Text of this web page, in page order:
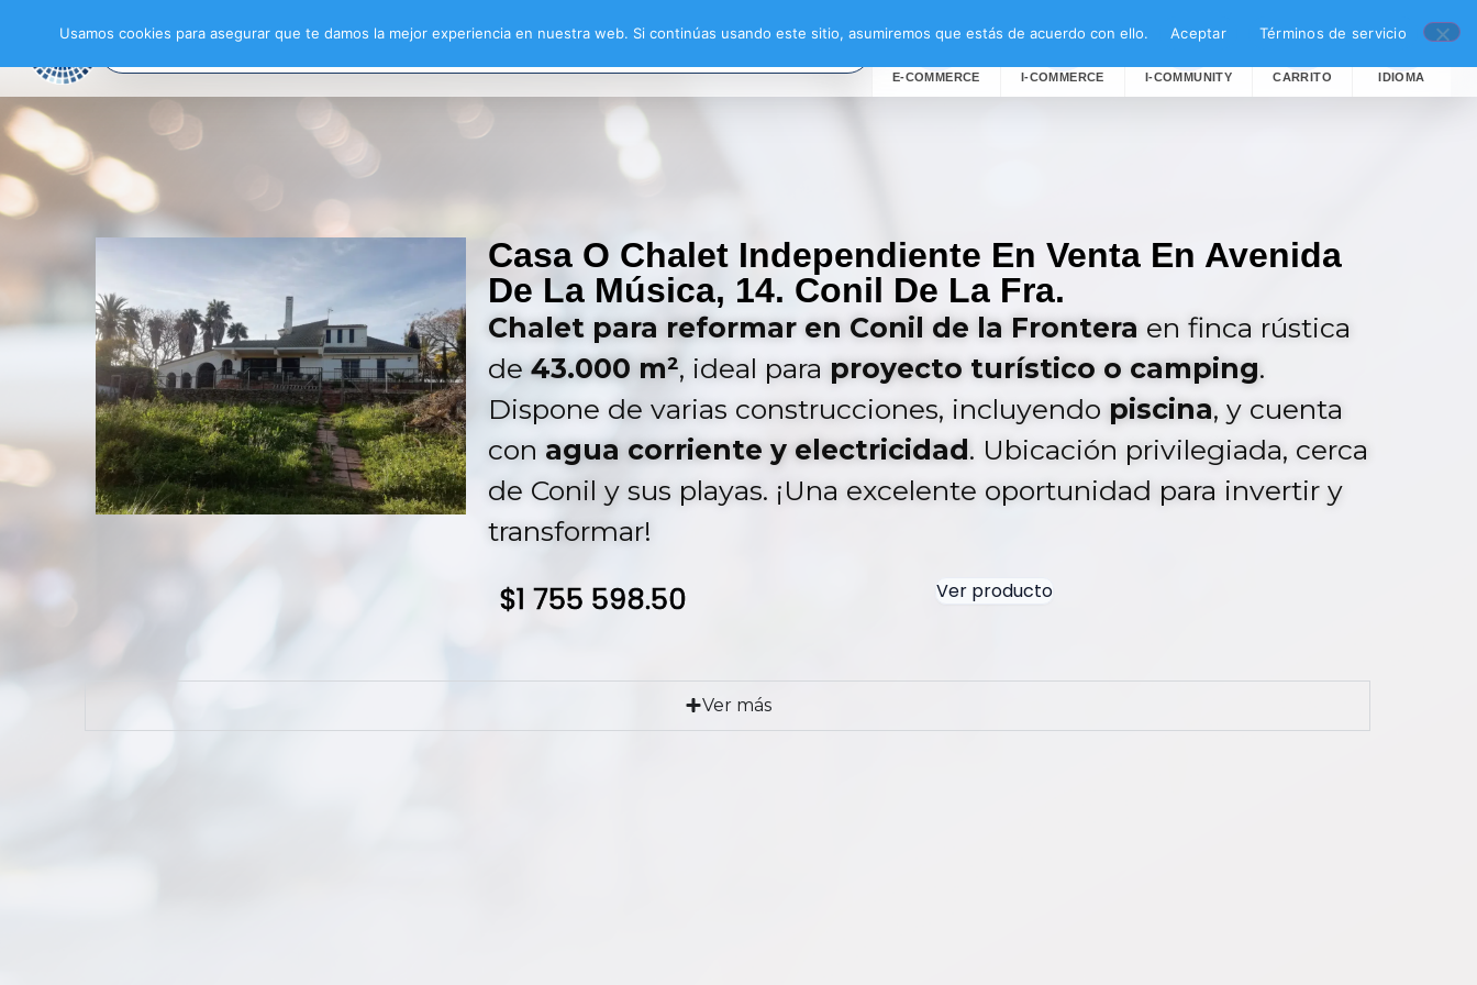
E-COMMERCE I-COMMERCE I-COMMUNITY CARRITO IDIOMA
Casa O Chalet Independiente En Venta En Avenida
De La Música, 14. Conil De La Fra.
Chalet para reformar en Conil de la Frontera en finca rústica
de43.000 m², ideal para proyecto turístico o camping.
Dispone de varias construcciones, incluyendo piscina, y cuenta
con agua corriente y electricidad. Ubicación privilegiada, cerca
de Conil y sus playas. ¡Una excelente oportunidad para invertir y
transformar!
$1 755 598.50 Ver producto
Ver más
Usamos cookies para asegurar que te damos la mejor experiencia en nuestra web. Si continúas usando este sitio, asumiremos que estás de acuerdo con ello. Aceptar Términos de servicio